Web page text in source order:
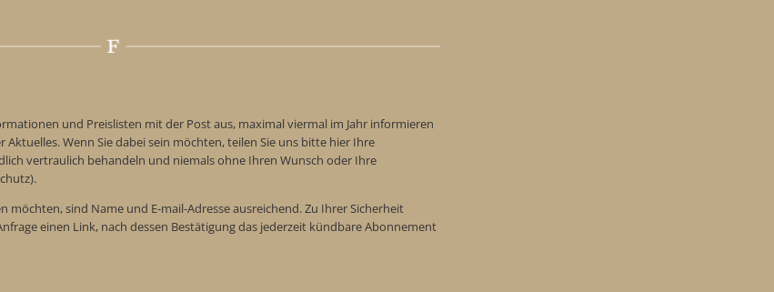
und Preislisten mit der Post aus, maximal viermal im Jahr informieren
Wenn Sie dabei sein möchten, teilen Sie uns bitte hier Ihre
vertraulich behandeln und niemals ohne Ihren Wunsch oder Ihre
möchten, sind Name und E-mail-Adresse ausreichend. Zu Ihrer Sicherheit
einen Link, nach dessen Bestätigung das jederzeit kündbare Abonnement